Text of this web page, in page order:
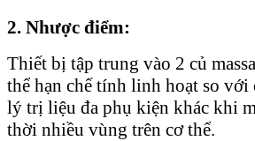
2. Nhược điểm:
Thiết bị tập trung vào 2 củ
thể hạn chế tính linh hoạt so với
lý trị liệu đa phụ kiện khác khi
thời nhiều vùng trên cơ thể.